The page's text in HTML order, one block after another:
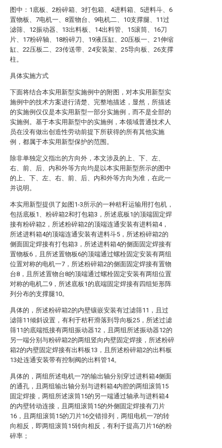
图中：1底板、2粉碎箱、3打包箱、4进料箱、5进料斗、6
置物板、7电机一、8置物台、9电机二、10支撑腿、11过
滤筛、12振动器、13出料板、14出料管、15滚筒、16刀
片、17粉碎轴、18粉碎刀、19液压缸、20压板一、21伸缩
缸、22压板二、23传送带、24安装架、25导向板、26支撑
柱。
具体实施方式
下面将结合本实用新型实施例中的附图，对本实用新型实
施例中的技术方案进行清楚、完整地描述，显然，所描述
的实施例仅仅是本实用新型一部分实施例，而不是全部的
实施例。基于本实用新型中的实施例，本领域普通技术人
员在没有做出创造性劳动前提下所获得的所有其他实施
例，都属于本实用新型保护的范围。
除非单独定义指出的方向外，本文涉及的上、下、左、
右、前、后、内和外等方向均是以本实用新型所示的图中
的上、下、左、右、前、后、内和外等方向为准，在此一
并说明。
本实用新型提供了如图1-3所示的一种秸秆运输用打包机，
包括底板1、粉碎箱2和打包箱3，所述底板1的顶端固定焊
接有粉碎箱2，所述粉碎箱2的顶端连通安装有进料箱4，
所述进料箱4的顶端连通安装有进料斗5，所述粉碎箱2的
侧面固定焊接有打包箱3，所述进料箱4的侧面固定焊接有
置物板6，且所述置物板6的顶端通过螺栓固定安装有两组
位置对称的电机一7，所述粉碎箱2的侧面固定焊接有置物
台8，且所述置物台8的顶端通过螺栓固定安装有两组位置
对称的电机二9，所述底板1的底端固定焊接有四组矩形阵
列分布的支撑腿10。
具体的，所述粉碎箱2的内壁镶嵌安装有过滤筛11，且过
滤筛11倾斜设置，有利于秸秆滑落到导向板25，所述过滤
筛11的底端抵接有两组振动器12，且两组所述振动器12的
另一端分别与粉碎箱2的两组竖向内壁固定焊接，所述粉碎
箱2的内壁固定焊接有出料板13，且所述粉碎箱2的出料板
13处连通安装带有控制阀的出料管14。
具体的，两组所述电机一7的输出轴分别穿过进料箱4侧面
的通孔，且两组输出轴分别与进料箱4内腔的两组滚筒15
固定焊接，两组所述滚筒15的另一端通过轴承与进料箱4
的内壁转动连接，且两组滚筒15的外侧固定焊接有刀片
16，且两组滚筒15的刀片16交错排列，两组电机一7的转
向相反，即两组滚筒15转向相反，有利于提高刀片16的粉
碎率；